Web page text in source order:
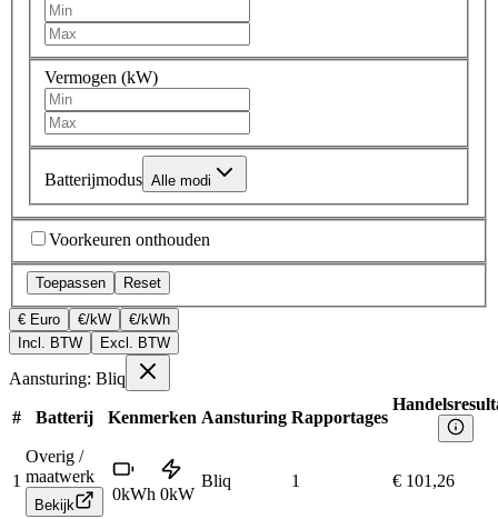
Vermogen (kW)
Batterijmodus Alle modi
Voorkeuren onthouden
Toepassen Reset
€ Euro €/kW
€/kWh
Incl. BTW
Excl. BTW
Aansturing: Bliq
# Batterij Kenmerken Aansturing Rapportages
1
Overig /
maatwerk
Bekijk
0kWh 0kW
Bliq 1 € 101,26